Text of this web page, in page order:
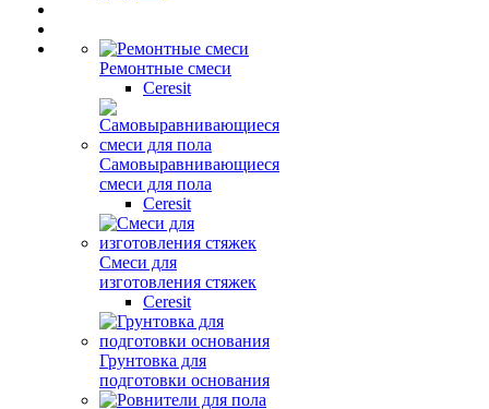
Ремонтные смеси
Ceresit
Самовыравнивающиеся
смеси для пола
Ceresit
Смеси для
изготовления стяжек
Ceresit
Грунтовка для
подготовки основания